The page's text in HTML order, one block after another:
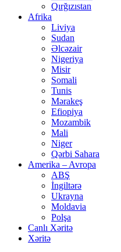
Qırğızıstan
Afrika
Liviya
Sudan
Əlcəzair
Nigeriya
Misir
Somali
Tunis
Mərakeş
Efiopiya
Mozambik
Mali
Niger
Qərbi Sahara
Amerika – Avropa
ABŞ
İngiltərə
Ukrayna
Moldavia
Polşa
Canlı Xəritə
Xəritə